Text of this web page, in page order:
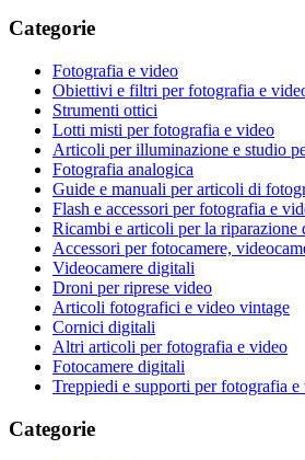
Categorie
Fotografia e video
Obiettivi e filtri per fotografia e
Strumenti ottici
Lotti misti per fotografia e video
Articoli per illuminazione e studio
Fotografia analogica
Guide e manuali per articoli di
Flash e accessori per fotografia e
Ricambi e articoli per la riparazione
Accessori per fotocamere,
Videocamere digitali
Droni per riprese video
Articoli fotografici e video vintage
Cornici digitali
Altri articoli per fotografia e video
Fotocamere digitali
Treppiedi e supporti per fotografia e
Categorie